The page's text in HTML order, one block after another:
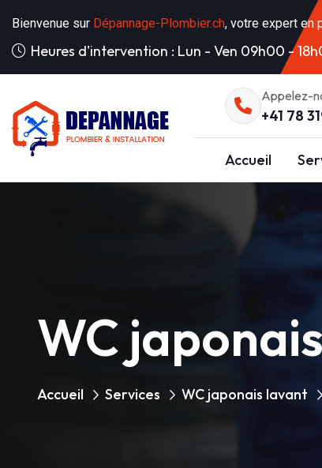
Bienvenue sur Dépannage-Plombier.ch, votre expert en
Heures d'intervention : Lun - Ven 09h00 -
Appelez-
+41 78
Accueil
WC
Accueil Services WC japonais lavant